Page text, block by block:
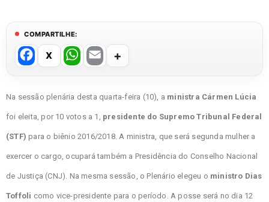
COMPARTILHE:
F
a
c
e
b
o
o
k
W
h
at
s
A
p
p
E
ail
Na sessão plenária desta quarta-feira (10), a ministra Cármen Lúcia
foi eleita, por 10 votos a 1, presidente do Supremo Tribunal Federal
(STF) para o biênio 2016/2018. A ministra, que será segunda mulher a
exercer o cargo, ocupará também a Presidência do Conselho Nacional
de Justiça (CNJ). Na mesma sessão, o Plenário elegeu o ministro Dias
Toffoli como vice-presidente para o período. A posse será no dia 12